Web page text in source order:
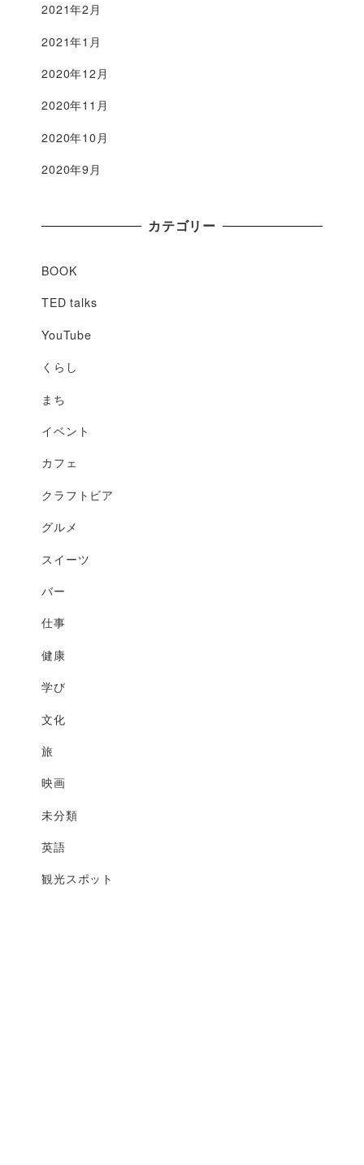
2021年2月
2021年1月
2020年12月
2020年11月
2020年10月
2020年9月
カテゴリー
BOOK
TED talks
YouTube
くらし
まち
イベント
カフェ
クラフトビア
グルメ
スイーツ
バー
仕事
健康
学び
文化
旅
映画
未分類
英語
観光スポット